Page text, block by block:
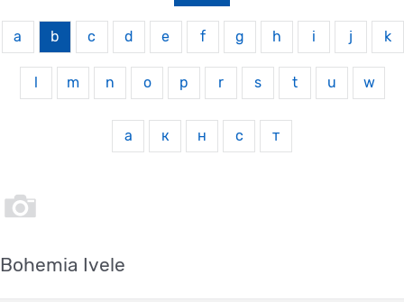
a b c d e f g h i j k
m n o p r s t u w
а к н с т
Bohemia Ivele